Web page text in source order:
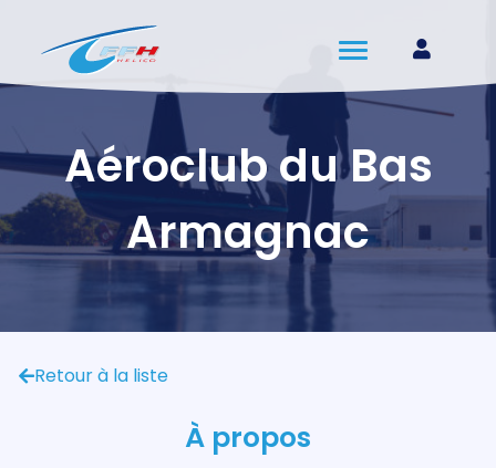
Aéroclub du Bas
Armagnac
Retour à la liste
À propos